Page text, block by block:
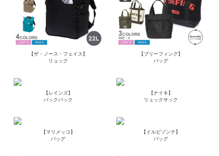
【ザ・ノース・フェイス】
リュック
【ブリーフィング】
バッグ
【レインズ】
バックパック
【ナイキ】
リュックサック
【マリメッコ】
バッグ
【イルビゾンテ】
バッグ